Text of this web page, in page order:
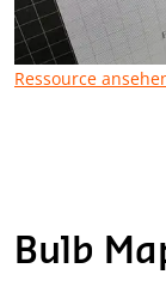
Ressource
Bulb